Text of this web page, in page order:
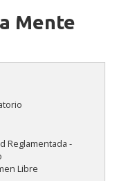
Mente
Reglamentada -
Libre